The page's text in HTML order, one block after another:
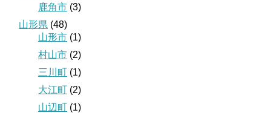
鹿角市 (3)
山形県 (48)
山形市 (1)
村山市 (2)
三川町 (1)
大江町 (2)
山辺町 (1)